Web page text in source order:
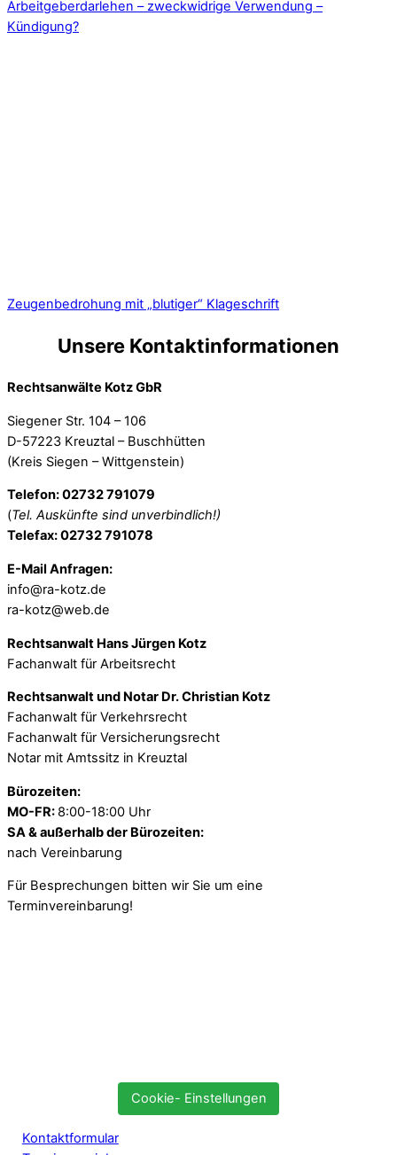
Arbeitgeberdarlehen – zweckwidrige Verwendung –
Kündigung?
Zeugenbedrohung mit „blutiger“ Klageschrift
Unsere Kontaktinformationen
Rechtsanwälte Kotz GbR
Siegener Str. 104 – 106
D-57223 Kreuztal – Buschhütten
(Kreis Siegen – Wittgenstein)
Telefon: 02732 791079
(Tel. Auskünfte sind unverbindlich!)
Telefax: 02732 791078
E-Mail Anfragen:
info@ra-kotz.de
ra-kotz@web.de
Rechtsanwalt Hans Jürgen Kotz
Fachanwalt für Arbeitsrecht
Rechtsanwalt und Notar Dr. Christian Kotz
Fachanwalt für Verkehrsrecht
Fachanwalt für Versicherungsrecht
Notar mit Amtssitz in Kreuztal
Bürozeiten:
MO-FR: 8:00-18:00 Uhr
SA & außerhalb der Bürozeiten:
nach Vereinbarung
Für Besprechungen bitten wir Sie um eine
Terminvereinbarung!
Cookie- Einstellungen
Kontaktformular